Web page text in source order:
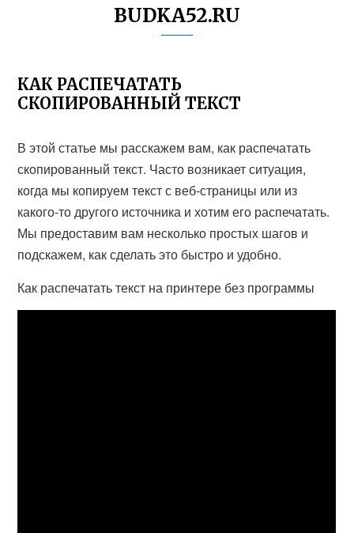
BUDKA52.RU
КАК РАСПЕЧАТАТЬ
СКОПИРОВАННЫЙ ТЕКСТ
В этой статье мы расскажем вам, как распечатать
скопированный текст. Часто возникает ситуация,
когда мы копируем текст с веб-страницы или из
какого-то другого источника и хотим его распечатать.
Мы предоставим вам несколько простых шагов и
подскажем, как сделать это быстро и удобно.
Как распечатать текст на принтере без программы